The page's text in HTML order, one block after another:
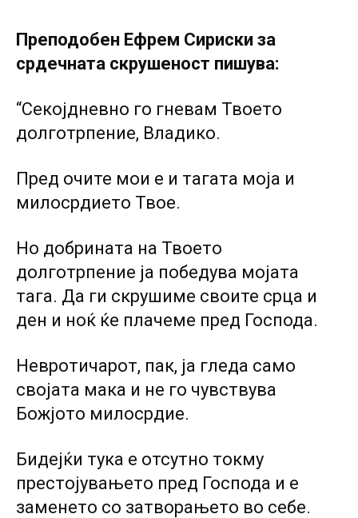
Преподобен Ефрем Сириски за
срдечната скрушеност пишува:
“Секојдневно го гневам Твоето
долготрпение, Владико.
Пред очите мои е и тагата моја и
милосрдието Твое.
Но добрината на Твоето
долготрпение ја победува мојата
тага. Да ги скрушиме своите срца и
ден и ноќ ќе плачеме пред Господа.
Невротичарот, пак, ja гледа само
својата мака и не го чувствува
Божјото милосрдие.
Бидејќи тука е отсутно токму
престојувањето пред Господа и е
заменето co затворањето во себе.